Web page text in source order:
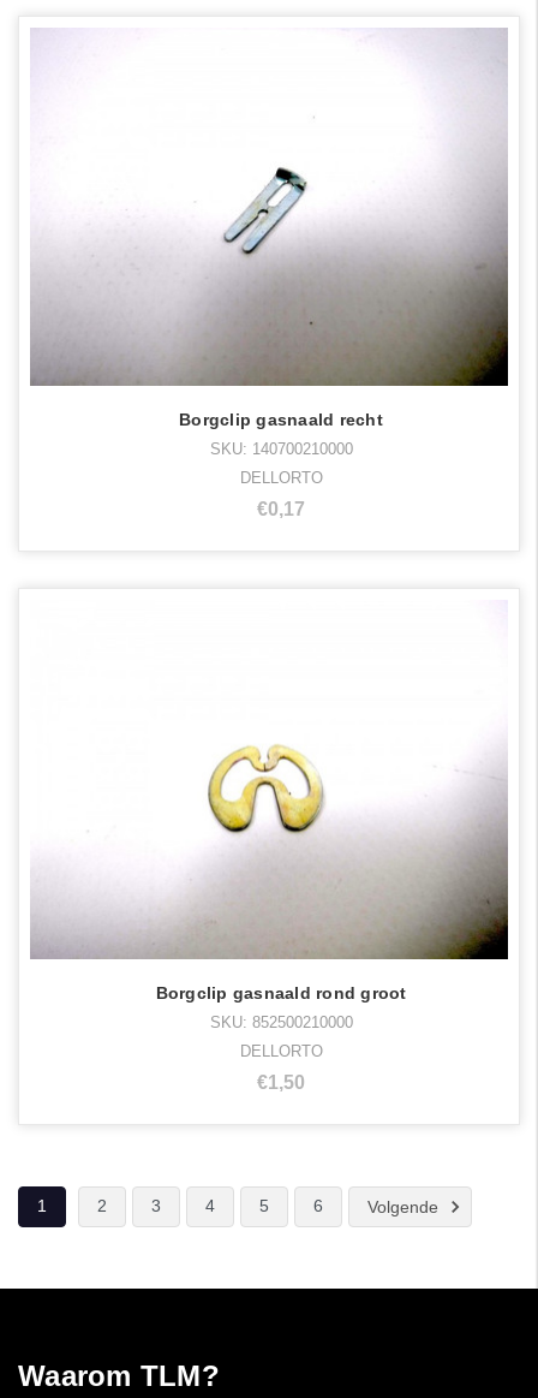
Borgclip gasnaald recht
SKU: 140700210000
DELLORTO
€0,17
Borgclip gasnaald rond groot
SKU: 852500210000
DELLORTO
€1,50
1 2 3 4 5 6 Volgende
Waarom TLM?